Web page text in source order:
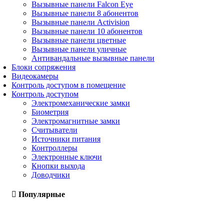
Вызывные панели Falcon Eye
Вызывные панели 8 абонентов
Вызывные панели Activision
Вызывные панели 10 абонентов
Вызывные панели цветные
Вызывные панели уличные
Антивандальные вызывные панели
Блоки сопряжения
Видеокамеры
Контроль доступом в помещение
Контроль доступом
Электромеханические замки
Биометрия
Электромагнитные замки
Считыватели
Источники питания
Контроллеры
Электронные ключи
Кнопки выхода
Доводчики
Популярные